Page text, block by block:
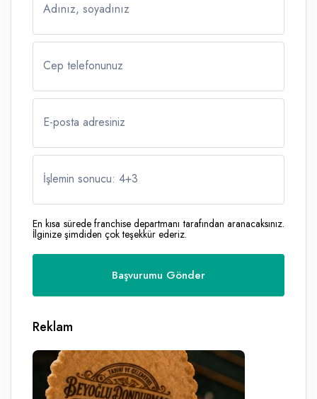
Adınız, soyadınız
Cep telefonunuz
E-posta adresiniz
İşlemin sonucu: 4+3
En kısa sürede franchise departmanı tarafından aranacaksınız.
İlginize şimdiden çok teşekkür ederiz.
Reklam